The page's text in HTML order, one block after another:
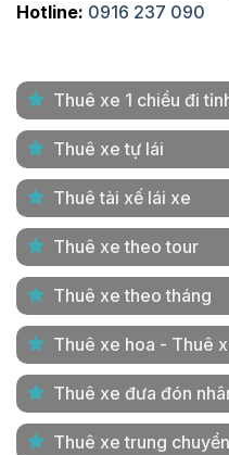
Hotline: 0916 237 090
Thuê xe 1 chiều đi
Thuê xe tự lái
Thuê tài xế lái xe
Thuê xe theo tour
Thuê xe theo tháng
Thuê xe hoa - Thuê
Thuê xe đưa đón
Thuê xe trung